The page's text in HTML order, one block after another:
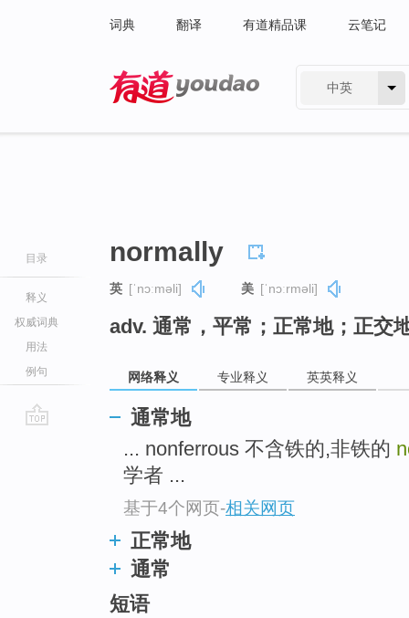
词典 翻译 有道精品课 云笔记
中英
目录
释义
权威词典
用法
例句
normally
英 [ˈnɔːməli] 美 [ˈnɔːrməli]
adv. 通常，平常；正常地；正交
网络释义 专业释义 英英释义
通常地
... nonferrous 不含铁的,非铁的
学者 ...
基于4个网页-相关网页
正常地
通常
短语